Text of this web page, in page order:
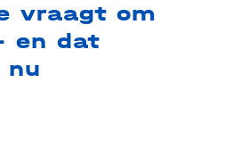
vraagt om
en dat
nu